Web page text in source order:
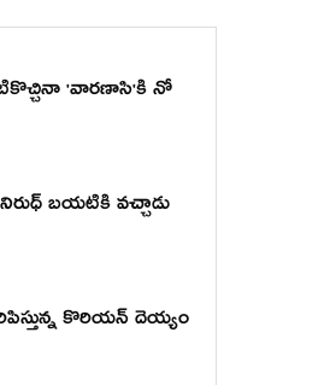
'వారణాసి'కి నో
బయటికి వచ్చాడు
కొరియన్ దెయ్యం